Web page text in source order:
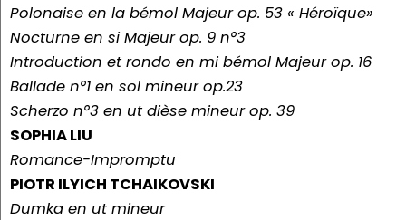
Polonaise en la bémol Majeur op. 53 « Héroïque»
Nocturne en si Majeur op. 9 n°3
Introduction et rondo en mi bémol Majeur op. 16
Ballade n°1 en sol mineur op.23
Scherzo n°3 en ut dièse mineur op. 39
SOPHIA LIU
Romance-Impromptu
PIOTR ILYICH TCHAIKOVSKI
Dumka en ut mineur